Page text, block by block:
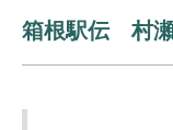
箱根駅伝 村瀬